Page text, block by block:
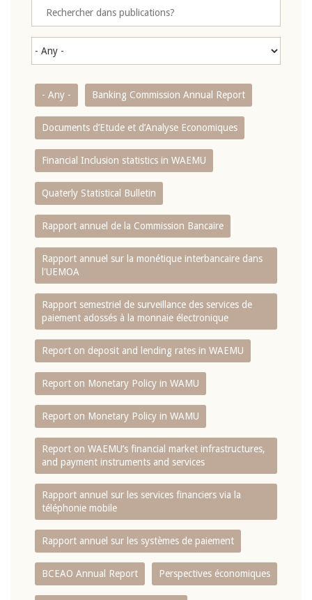
- Any - Banking Commission Annual Report
Documents d’Etude et d’Analyse Economiques
Financial Inclusion statistics in WAEMU
Quaterly Statistical Bulletin
Rapport annuel de la Commission Bancaire
Rapport annuel sur la monétique interbancaire dans
l'UEMOA
Rapport semestriel de surveillance des services de
paiement adossés à la monnaie électronique
Report on deposit and lending rates in WAEMU
Report on Monetary Policy in WAMU
Report on Monetary Policy in WAMU
Report on WAEMU’s financial market infrastructures,
and payment instruments and services
Rapport annuel sur les services financiers via la
téléphonie mobile
Rapport annuel sur les systèmes de paiement
BCEAO Annual Report Perspectives économiques